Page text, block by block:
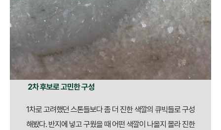
2차 후보로 고민한 구성
1차로 고려했던 스톤들보다 좀 더 진한 색깔의 큐빅들로 구성
해봤다. 반지에 넣고 구웠을 때 어떤 색깔이 나올지 몰라 진한